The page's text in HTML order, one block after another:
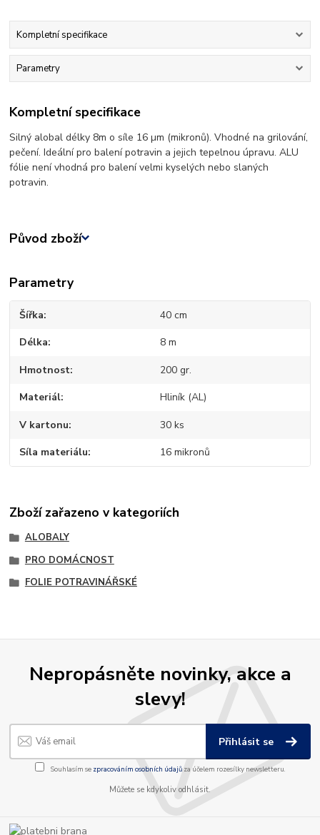
Kompletní specifikace
Parametry
Kompletní specifikace
Silný alobal délky 8m o síle 16 µm (mikronů). Vhodné na grilování,
pečení. Ideální pro balení potravin a jejich tepelnou úpravu. ALU
fólie není vhodná pro balení velmi kyselých nebo slaných
potravin.
Původ zboží
Parametry
Šířka 40 cm
Délka 8 m
Hmotnost 200 gr.
Materiál Hliník (AL)
V kartonu 30 ks
Síla materiálu 16 mikronů
Zboží zařazeno v kategoriích
ALOBALY
PRO DOMÁCNOST
FOLIE POTRAVINÁŘSKÉ
Nepropásněte novinky, akce a
slevy!
Přihlásit se
Souhlasím se zpracováním osobních údajůza účelem rozesílky newsletteru.
Můžete se kdykoliv odhlásit.